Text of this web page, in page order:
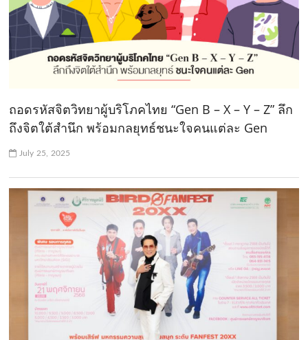
ถอดรหัสจิตวิทยาผู้บริโภคไทย “Gen B – X – Y – Z” ลึก
ถึงจิตใต้สำนึก พร้อมกลยุทธ์ชนะใจคนแต่ละ Gen
July 25, 2025